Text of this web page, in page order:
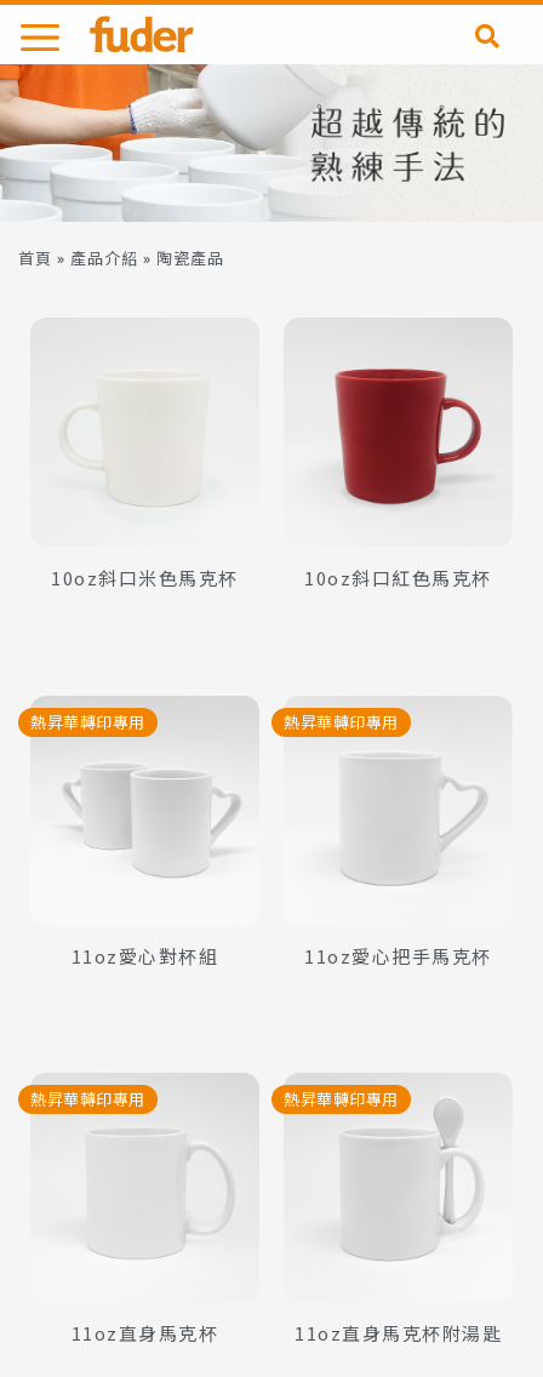
主
要
內
容
首頁 » 產品介紹 » 陶瓷產品
10oz斜口米色馬克杯
查看內容
10oz斜口紅色馬克杯
熱昇華轉印專用
查看內容
11oz愛心對杯組
熱昇華轉印專用
11oz愛心把手馬克杯
熱昇華轉印專用
11oz直身馬克杯
熱昇華轉印專用
11oz直身馬克杯附湯匙